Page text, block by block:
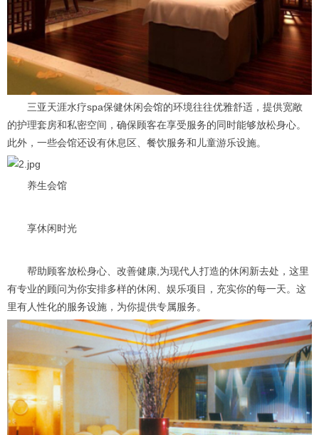
三亚天涯水疗spa保健休闲会馆的环境往往优雅舒适，提供宽敞
的护理套房和私密空间，确保顾客在享受服务的同时能够放松身心。
此外，一些会馆还设有休息区、餐饮服务和儿童游乐设施。
养生会馆
享休闲时光
帮助顾客放松身心、改善健康,为现代人打造的休闲新去处，这里
有专业的顾问为你安排多样的休闲、娱乐项目，充实你的每一天。这
里有人性化的服务设施，为你提供专属服务。